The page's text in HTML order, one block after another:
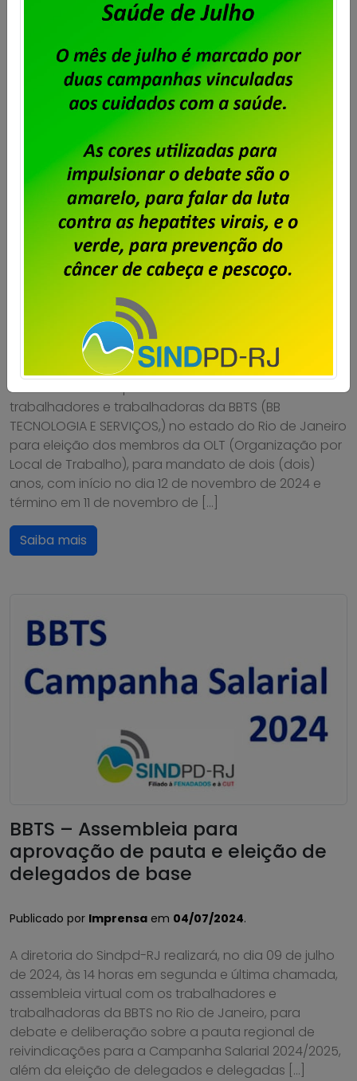
BBTS – Eleição dos membros da
Publicado por Imprensaem03/10/2024
A diretoria do Sindpd-RJ convoca todos os
trabalhadores e trabalhadoras da BBTS (BB
TECNOLOGIA E SERVIÇOS,) no estado do Rio de Janeiro
para eleição dos membros da OLT (Organização por
Local de Trabalho), para mandato de dois (dois)
anos, com início no dia 12 de novembro de 2024 e
término em 11 de novembro de […]
Saiba mais
BBTS – Assembleia para
aprovação de pauta e eleição de
delegados de base
Publicado por Imprensa em 04/07/2024.
A diretoria do Sindpd-RJ realizará, no dia 09 de julho
de 2024, às 14 horas em segunda e última chamada,
assembleia virtual com os trabalhadores e
trabalhadoras da BBTS no Rio de Janeiro, para
debate e deliberação sobre a pauta regional de
reivindicações para a Campanha Salarial 2024/2025,
além da eleição de delegados e delegadas […]